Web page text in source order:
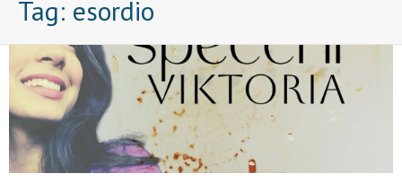
Tag: esordio